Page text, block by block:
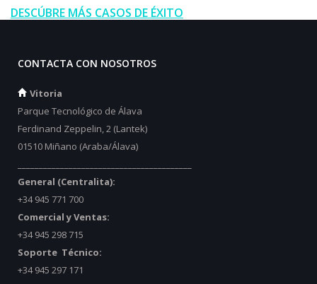
DESCÚBRE MÁS CASOS DE ÉXITO
CONTACTA CON NOSOTROS
Vitoria
Parque Tecnológico de Álava
Ferdinand Zeppelin, 2 (Lantek)
01510 Miñano (Araba/Álava)
General (Centralita):
+34 945 771 700
Comercial y Ventas:
+34 945 298 715
Soporte Técnico:
+34 945 297 171